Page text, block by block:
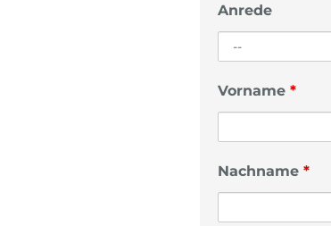
Anrede
Vorname *
Nachname *